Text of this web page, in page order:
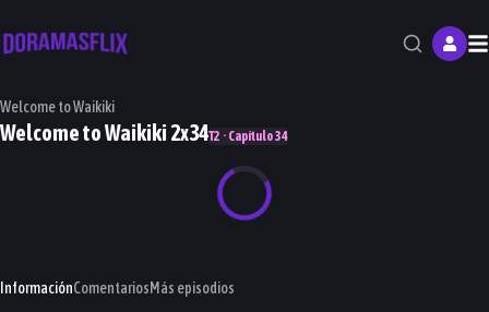
Welcome to Waikiki
Welcome to Waikiki 2x34T2 · Capítulo 34
InformaciónComentariosMás episodios